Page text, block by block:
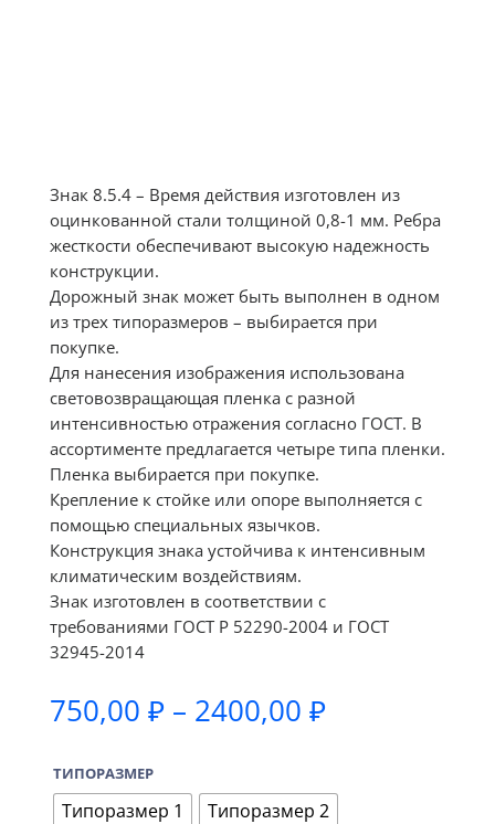
Знак 8.5.4 – Время действия изготовлен из
оцинкованной стали толщиной 0,8-1 мм. Ребра
жесткости обеспечивают высокую надежность
конструкции.
Дорожный знак может быть выполнен в одном
из трех типоразмеров – выбирается при
покупке.
Для нанесения изображения использована
световозвращающая пленка с разной
интенсивностью отражения согласно ГОСТ. В
ассортименте предлагается четыре типа пленки.
Пленка выбирается при покупке.
Крепление к стойке или опоре выполняется с
помощью специальных язычков.
Конструкция знака устойчива к интенсивным
климатическим воздействиям.
Знак изготовлен в соответствии с
требованиями ГОСТ Р 52290-2004 и ГОСТ
32945-2014
750,00 ₽ – 2400,00 ₽Диапазон
–
2400,00 ₽
ТИПОРАЗМЕР
Типоразмер 1
Типоразмер 2